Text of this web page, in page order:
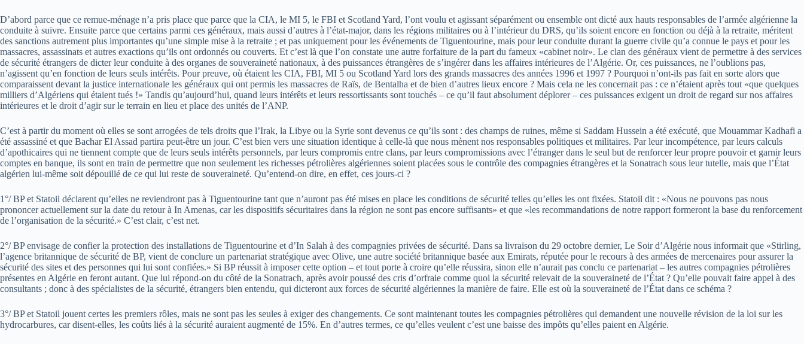
D’abord parce que ce remue-ménage n’a pris place que parce que la CIA, le MI 5, le FBI et Scotland Yard, l’ont voulu et agissant séparément ou ensemble ont dicté aux hauts responsables de l’armée algérienne la
conduite à suivre. Ensuite parce que certains parmi ces généraux, mais aussi d’autres à l’état-major, dans les régions militaires ou à l’intérieur du DRS, qu’ils soient encore en fonction ou déjà à la retraite, méritent
des sanctions autrement plus importantes qu’une simple mise à la retraite ; et pas uniquement pour les événements de Tiguentourine, mais pour leur conduite durant la guerre civile qu’a connue le pays et pour les
massacres, assassinats et autres exactions qu’ils ont ordonnés ou couverts. Et c’est là que l’on constate une autre forfaiture de la part du fameux «cabinet noir». Le clan des généraux vient de permettre à des services
de sécurité étrangers de dicter leur conduite à des organes de souveraineté nationaux, à des puissances étrangères de s’ingérer dans les affaires intérieures de l’Algérie. Or, ces puissances, ne l’oublions pas,
n’agissent qu’en fonction de leurs seuls intérêts. Pour preuve, où étaient les CIA, FBI, MI 5 ou Scotland Yard lors des grands massacres des années 1996 et 1997 ? Pourquoi n’ont-ils pas fait en sorte alors que
comparaissent devant la justice internationale les généraux qui ont permis les massacres de Raïs, de Bentalha et de bien d’autres lieux encore ? Mais cela ne les concernait pas : ce n’étaient après tout «que quelques
milliers d’Algériens qui étaient tués !» Tandis qu’aujourd’hui, quand leurs intérêts et leurs ressortissants sont touchés – ce qu’il faut absolument déplorer – ces puissances exigent un droit de regard sur nos affaires
intérieures et le droit d’agir sur le terrain en lieu et place des unités de l’ANP.
C’est à partir du moment où elles se sont arrogées de tels droits que l’Irak, la Libye ou la Syrie sont devenus ce qu’ils sont : des champs de ruines, même si Saddam Hussein a été exécuté, que Mouammar Kadhafi a
été assassiné et que Bachar El Assad partira peut-être un jour. C’est bien vers une situation identique à celle-là que nous mènent nos responsables politiques et militaires. Par leur incompétence, par leurs calculs
d’apothicaires qui ne tiennent compte que de leurs seuls intérêts personnels, par leurs compromis entre clans, par leurs compromissions avec l’étranger dans le seul but de renforcer leur propre pouvoir et garnir leurs
comptes en banque, ils sont en train de permettre que non seulement les richesses pétrolières algériennes soient placées sous le contrôle des compagnies étrangères et la Sonatrach sous leur tutelle, mais que l’État
algérien lui-même soit dépouillé de ce qui lui reste de souveraineté. Qu’entend-on dire, en effet, ces jours-ci ?
1°/ BP et Statoil déclarent qu’elles ne reviendront pas à Tiguentourine tant que n’auront pas été mises en place les conditions de sécurité telles qu’elles les ont fixées. Statoil dit : «Nous ne pouvons pas nous
prononcer actuellement sur la date du retour à In Amenas, car les dispositifs sécuritaires dans la région ne sont pas encore suffisants» et que «les recommandations de notre rapport formeront la base du renforcement
de l’organisation de la sécurité.» C’est clair, c’est net.
2°/ BP envisage de confier la protection des installations de Tiguentourine et d’In Salah à des compagnies privées de sécurité. Dans sa livraison du 29 octobre dernier, Le Soir d’Algérie nous informait que «Stirling,
l’agence britannique de sécurité de BP, vient de conclure un partenariat stratégique avec Olive, une autre société britannique basée aux Emirats, réputée pour le recours à des armées de mercenaires pour assurer la
sécurité des sites et des personnes qui lui sont confiées.» Si BP réussit à imposer cette option – et tout porte à croire qu’elle réussira, sinon elle n’aurait pas conclu ce partenariat – les autres compagnies pétrolières
présentes en Algérie en feront autant. Que lui répond-on du côté de la Sonatrach, après avoir poussé des cris d’orfraie comme quoi la sécurité relevait de la souveraineté de l’État ? Qu’elle pouvait faire appel à des
consultants ; donc à des spécialistes de la sécurité, étrangers bien entendu, qui dicteront aux forces de sécurité algériennes la manière de faire. Elle est où la souveraineté de l’État dans ce schéma ?
3°/ BP et Statoil jouent certes les premiers rôles, mais ne sont pas les seules à exiger des changements. Ce sont maintenant toutes les compagnies pétrolières qui demandent une nouvelle révision de la loi sur les
hydrocarbures, car disent-elles, les coûts liés à la sécurité auraient augmenté de 15%. En d’autres termes, ce qu’elles veulent c’est une baisse des impôts qu’elles paient en Algérie.